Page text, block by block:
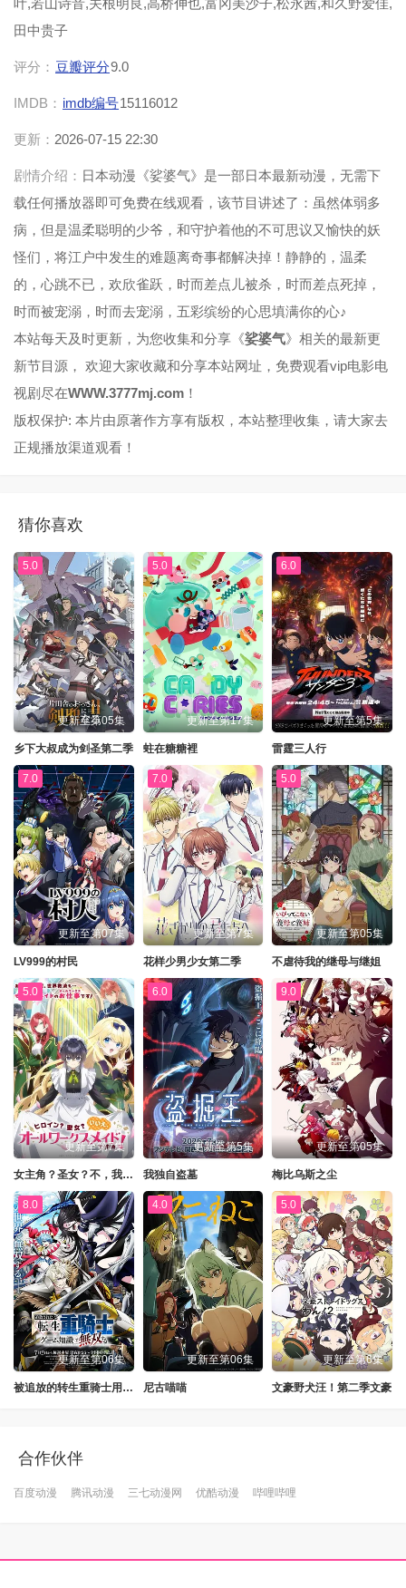
叶,若山诗音,关根明良,高桥伸也,富冈美沙子,松永茜,和久野爱佳,
田中贵子
评分： 豆瓣评分9.0
IMDB： imdb编号15116012
更新： 2026-07-15 22:30
剧情介绍： 日本动漫《娑婆气》是一部日本最新动漫，无需下
载任何播放器即可免费在线观看，该节目讲述了：虽然体弱多
病，但是温柔聪明的少爷，和守护着他的不可思议又愉快的妖
怪们，将江户中发生的难题离奇事都解决掉！静静的，温柔
的，心跳不已，欢欣雀跃，时而差点儿被杀，时而差点死掉，
时而被宠溺，时而去宠溺，五彩缤纷的心思填满你的心♪
本站每天及时更新，为您收集和分享《娑婆气》相关的最新更
新节目源， 欢迎大家收藏和分享本站网址，免费观看vip电影电
视剧尽在WWW.3777mj.com ！
版权保护: 本片由原著作方享有版权，本站整理收集，请大家去
正规播放渠道观看！
猜你喜欢
5.0
更新至第05集
乡下大叔成为剑圣第二季
5.0
更新至第17集
蛀在糖糖裡
6.0
更新至第5集
雷霆三人行
7.0
更新至第07集
LV999的村民
7.0
更新至第7集
花样少男少女第二季
5.0
更新至第05集
不虐待我的继母与继姐
5.0
更新至第7集
女主角？圣女？不，我是杂役女仆（自豪）
6.0
更新至第5集
我独自盗墓
9.0
更新至第05集
梅比乌斯之尘
8.0
更新至第06集
被追放的转生重骑士用游戏知识开无双
4.0
更新至第06集
尼古喵喵
5.0
更新至第6集
文豪野犬汪！第二季文豪
合作伙伴
百度动漫 腾讯动漫 三七动漫网 优酷动漫 哔哩哔哩